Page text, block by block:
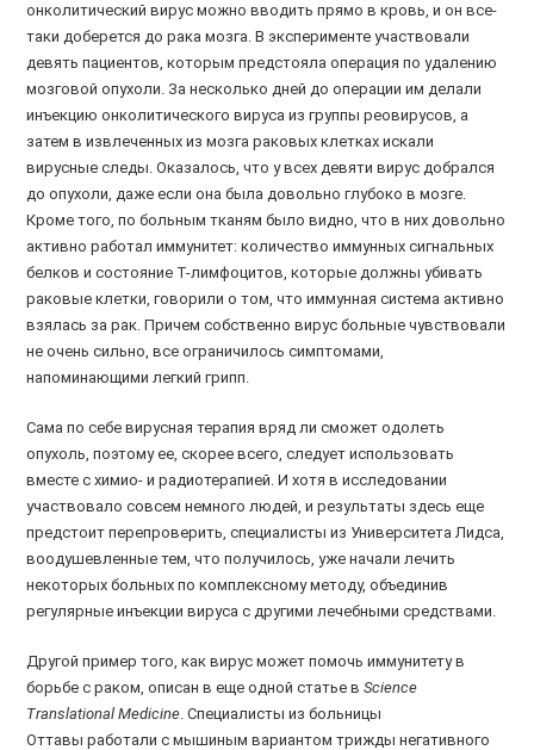
онколитический вирус можно вводить прямо в кровь, и он все-
таки доберется до рака мозга. В эксперименте участвовали
девять пациентов, которым предстояла операция по удалению
мозговой опухоли. За несколько дней до операции им делали
инъекцию онколитического вируса из группы реовирусов, а
затем в извлеченных из мозга раковых клетках искали
вирусные следы. Оказалось, что у всех девяти вирус добрался
до опухоли, даже если она была довольно глубоко в мозге.
Кроме того, по больным тканям было видно, что в них довольно
активно работал иммунитет: количество иммунных сигнальных
белков и состояние Т-лимфоцитов, которые должны убивать
раковые клетки, говорили о том, что иммунная система активно
взялась за рак. Причем собственно вирус больные чувствовали
не очень сильно, все ограничилось симптомами,
напоминающими легкий грипп.
Сама по себе вирусная терапия вряд ли сможет одолеть
опухоль, поэтому ее, скорее всего, следует использовать
вместе с химио- и радиотерапией. И хотя в исследовании
участвовало совсем немного людей, и результаты здесь еще
предстоит перепроверить, специалисты из Университета Лидса,
воодушевленные тем, что получилось, уже начали лечить
некоторых больных по комплексному методу, объединив
регулярные инъекции вируса с другими лечебными средствами.
Другой пример того, как вирус может помочь иммунитету в
борьбе с раком, описан в еще одной статье вScience
Translational Medicine. Специалисты из больницы
Оттавы работали с мышиным вариантом трижды негативного